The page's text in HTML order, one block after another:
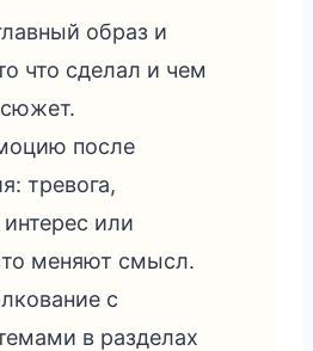
образ и
что сделал и чем
после
тревога,
или
меняют смысл.
с
в разделах